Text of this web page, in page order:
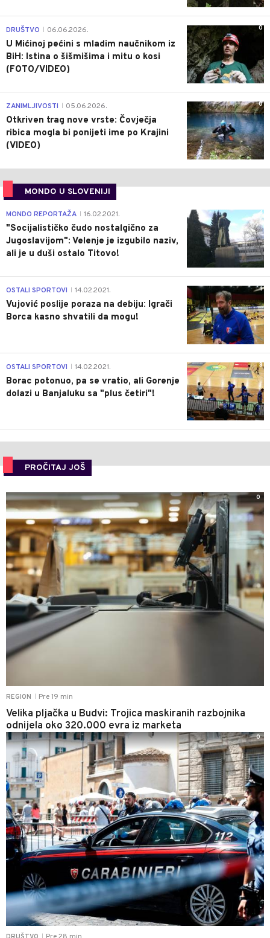
0
DRUŠTVO 06.06.2026.
U Mićinoj pećini s mladim naučnikom iz
BiH: Istina o šišmišima i mitu o kosi
(FOTO/VIDEO)
0
ZANIMLJIVOSTI 05.06.2026.
Otkriven trag nove vrste: Čovječja
ribica mogla bi ponijeti ime po Krajini
(VIDEO)
MONDO U SLOVENIJI
4
MONDO REPORTAŽA 16.02.2021.
"Socijalističko čudo nostalgično za
Jugoslavijom": Velenje je izgubilo naziv,
ali je u duši ostalo Titovo!
1
OSTALI SPORTOVI 14.02.2021.
Vujović poslije poraza na debiju: Igrači
Borca kasno shvatili da mogu!
3
OSTALI SPORTOVI 14.02.2021.
Borac potonuo, pa se vratio, ali Gorenje
dolazi u Banjaluku sa "plus četiri"!
PROČITAJ JOŠ
REGION Pre 19 min
Velika pljačka u Budvi: Trojica maskiranih razbojnika
odnijela oko 320.000 evra iz marketa
0
0